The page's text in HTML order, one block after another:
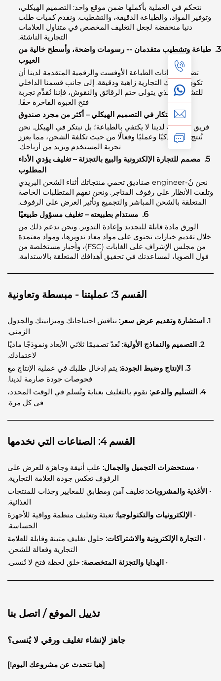
في العملية بأكملها ضمن موقع واحد: التصميم الهيكلي،
المواد، والطباعة الدقيقة، والتشطيب. ونقدم كميات طلب
دنيا منخفضة لجعل التغليف المخصص في متناول العلامات
التجارية الناشئة.
وتشطيب متقدمان -- رسومات واضحة، وأسطح خالية من
إمكانات الطباعة الأوفست والرقمية المتقدمة لدينا أن
علامتك التجارية زاهية ودقيقة. إلى جانب قسمنا الداخلي
الذي يتولى ختم الرقائق والنقوش، فإننا نُقدِّم تجربة
فتح العبوة الفاخرة حقًا.
ابتكار في التصميم الهيكلي – أكثر من مجرد صندوق
لدينا لا يكتفي بالطباعة؛ بل نبتكر في الهيكل. نحن
تغليفًا ذكيًا وعمليًا وفعالًا من حيث تكلفة الشحن، مما يعزز
تجربة المستخدم ويزيد من أرباحك.
للتجارة الإلكترونية والبيع بالتجزئة – تغليف يؤدي الأداء
نحن نُ-engineer صناديق تحمي منتجاتك أثناء الشحن البريدي
على رفوف المتاجر. ونحن نفهم المتطلبات الخاصة
بالشحن المباشر والتجميع وتأثير العرض على الرفوف.
مستدام بطبيعته – تغليف مسؤول طبيعيًا
مادة قابلة للتجديد وإعادة التدوير. ونحن ندعم ذلك من
خيارات تحتوي على مواد معاد تدويرها، ومواد معتمدة
من مجلس الإشراف على الغابات (FSC)، وأحبار مستخلصة من
لمساعدتك في تحقيق أهدافك المتعلقة بالاستدامة.
نناقش احتياجاتك وميزانيتك والجدول
نُعدّ تصميمًا ثلاثي الأبعاد ونموذجًا ماديًا
لاعتمادك.
يتم إدخال طلبك في عملية الإنتاج مع
فحوصات جودة صارمة لدينا.
نقوم بالتغليف بعناية ونُسلم في الوقت المحدد،
في كل مرة.
التجميل والجمال:علب أنيقة وجاهزة للعرض على
الرفوف تعكس جودة العلامة التجارية.
والمشروبات:تغليف آمن ومطابق للمعايير وجذاب للمنتجات
الإلكترونيات والتكنولوجيا:تعبئة وتغليف منظمة وواقية للأجهزة
الحساسة.
الإلكترونية والاشتراكات:حلول تغليف متينة وقابلة للعلامة
التجارية وفعالة للشحن.
· الهدايا والتجزئة المتخصصة:خلق لحظة فتح لا تُنسى.
تذييل الموقع / اتصل بنا
جاهز لإنشاء تغليف ورقي لا يُنسى؟
[هيا نتحدث عن مشروعك اليوم!]